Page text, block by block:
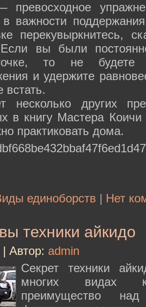
превосходное
в важности
перекувыркнитесь,
Если вы были
то не будете
и удержите
встать.
несколько других
в книгу Мастера
практиковать дома.
единоборств | Нет
техники айкидо
Автор: admin
Секрет техники
многих видах
преимущество